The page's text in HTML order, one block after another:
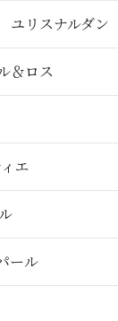
リスナルダン
＆ロス
エ
ール